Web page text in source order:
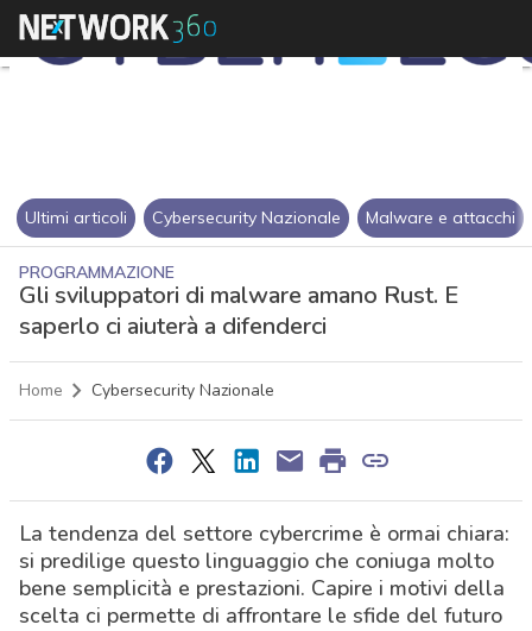
Ultimi articoli Cybersecurity Nazionale Malware e attacchi
PROGRAMMAZIONE
Gli sviluppatori di malware amano Rust. E
saperlo ci aiuterà a difenderci
Home Cybersecurity Nazionale
La tendenza del settore cybercrime è ormai chiara:
si predilige questo linguaggio che coniuga molto
bene semplicità e prestazioni. Capire i motivi della
scelta ci permette di affrontare le sfide del futuro